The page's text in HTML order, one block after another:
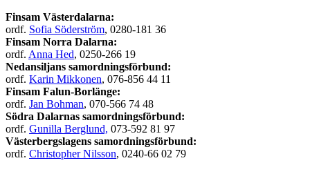
Finsam Västerdalarna:
ordf. Sofia Söderström, 0280-181 36
Finsam Norra Dalarna:
ordf. Anna Hed, 0250-266 19
Nedansiljans samordningsförbund:
ordf. Karin Mikkonen, 076-856 44 11
Finsam Falun-Borlänge:
ordf. Jan Bohman, 070-566 74 48
Södra Dalarnas samordningsförbund:
ordf. Gunilla Berglund, 073-592 81 97
Västerbergslagens samordningsförbund:
ordf. Christopher Nilsson, 0240-66 02 79